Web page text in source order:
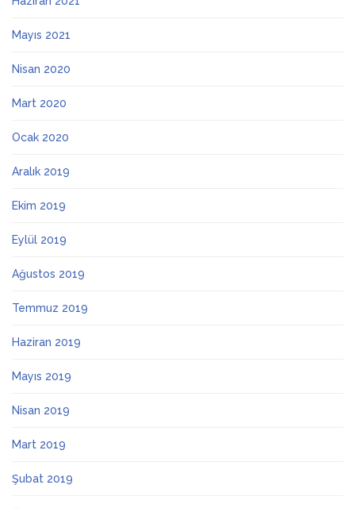
Mayıs 2021
Nisan 2020
Mart 2020
Ocak 2020
Aralık 2019
Ekim 2019
Eylül 2019
Ağustos 2019
Temmuz 2019
Haziran 2019
Mayıs 2019
Nisan 2019
Mart 2019
Şubat 2019